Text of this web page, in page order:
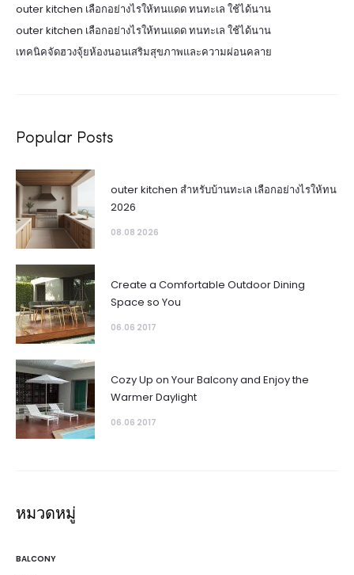
outer kitchen เลือกอย่างไรให้ทนแดด ทนทะเล ใช้ได้นาน
outer kitchen เลือกอย่างไรให้ทนแดด ทนทะเล ใช้ได้นาน
เทคนิคจัดฮวงจุ้ยห้องนอนเสริมสุขภาพและความผ่อนคลาย
Popular Posts
outer kitchen สำหรับบ้านทะเล เลือกอย่างไรให้ทน
2026
08.08 2026
Create a Comfortable Outdoor Dining
Space so You
06.06 2017
Cozy Up on Your Balcony and Enjoy the
Warmer Daylight
06.06 2017
หมวดหมู่
BALCONY